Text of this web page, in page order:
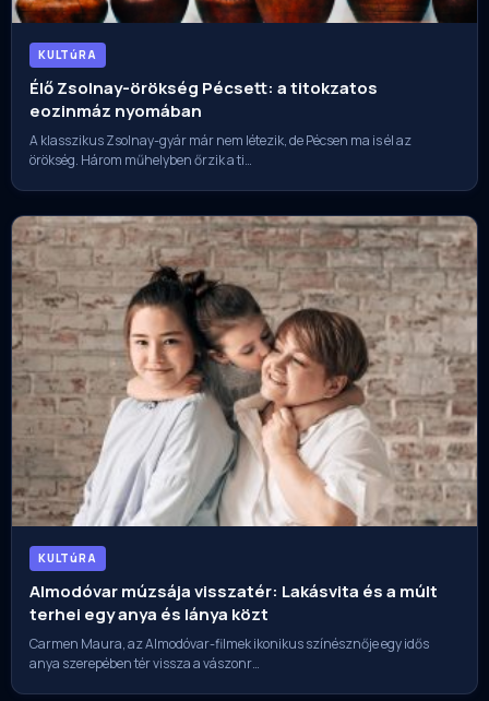
KULTúRA
Élő Zsolnay-örökség Pécsett: a titokzatos
eozinmáz nyomában
A klasszikus Zsolnay-gyár már nem létezik, de Pécsen ma is él az
örökség. Három műhelyben őrzik a ti…
KULTúRA
Almodóvar múzsája visszatér: Lakásvita és a múlt
terhei egy anya és lánya közt
Carmen Maura, az Almodóvar-filmek ikonikus színésznője egy idős
anya szerepében tér vissza a vászonr…